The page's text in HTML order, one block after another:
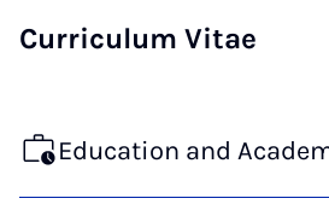
Curriculum Vitae
Education and